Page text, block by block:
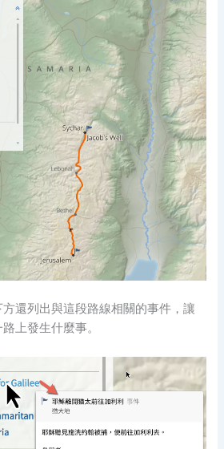
還列出與這段路線相關的事件，讓
上發生什麼事。